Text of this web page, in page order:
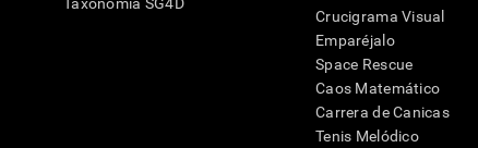
Crucigrama Visual
Emparéjalo
Space Rescue
Caos Matemático
Carrera de Canicas
Tenis Melódico